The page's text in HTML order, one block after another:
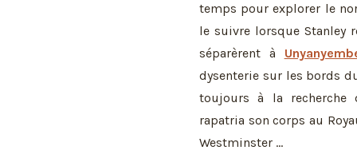
temps pour explorer le
le suivre lorsque Stanley
séparèrent à
dysenterie sur les bords
toujours à la recherche
rapatria son corps au
Westminster ...